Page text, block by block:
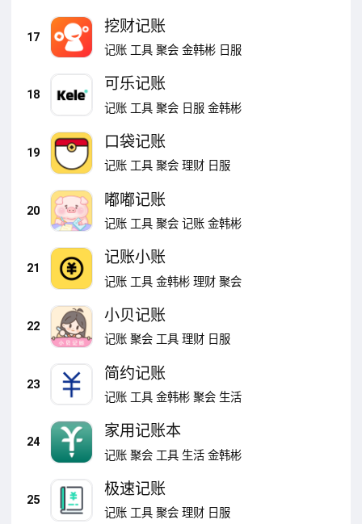
17
挖财记账
记账 工具 聚会 金韩彬 日服
18
可乐记账
记账 工具 聚会 日服 金韩彬
19
口袋记账
记账 工具 聚会 理财 日服
20
嘟嘟记账
记账 工具 聚会 记账 金韩彬
21
记账小账
记账 工具 金韩彬 理财 聚会
22
小贝记账
记账 聚会 工具 理财 日服
23
简约记账
记账 工具 金韩彬 聚会 生活
24
家用记账本
记账 聚会 工具 生活 金韩彬
25
极速记账
记账 工具 聚会 理财 日服